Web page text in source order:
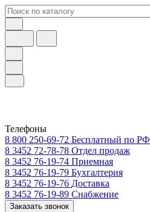
Телефоны
8 800 250-69-72 Бесплатный по РФ
8 3452 72-78-78 Отдел продаж
8 3452 76-19-74 Приемная
8 3452 76-19-79 Бухгалтерия
8 3452 76-19-76 Доставка
8 3452 76-19-89 Снабжение
Заказать звонок